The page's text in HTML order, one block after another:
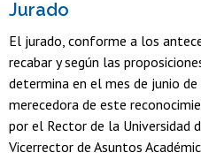
Jurado
El jurado, conforme a los
recabar y según las
determina en el mes de junio
merecedora de este
por el Rector de la Universidad
Vicerrector de Asuntos